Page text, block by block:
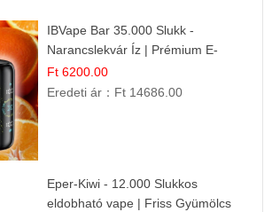
IBVape Bar 35.000 Slukk -
Narancslekvár Íz | Prémium E-
cigaretta
Ft 6200.00
Eredeti ár： Ft 14686.00
Eper-Kiwi - 12.000 Slukkos
eldobható vape | Friss Gyümölcs